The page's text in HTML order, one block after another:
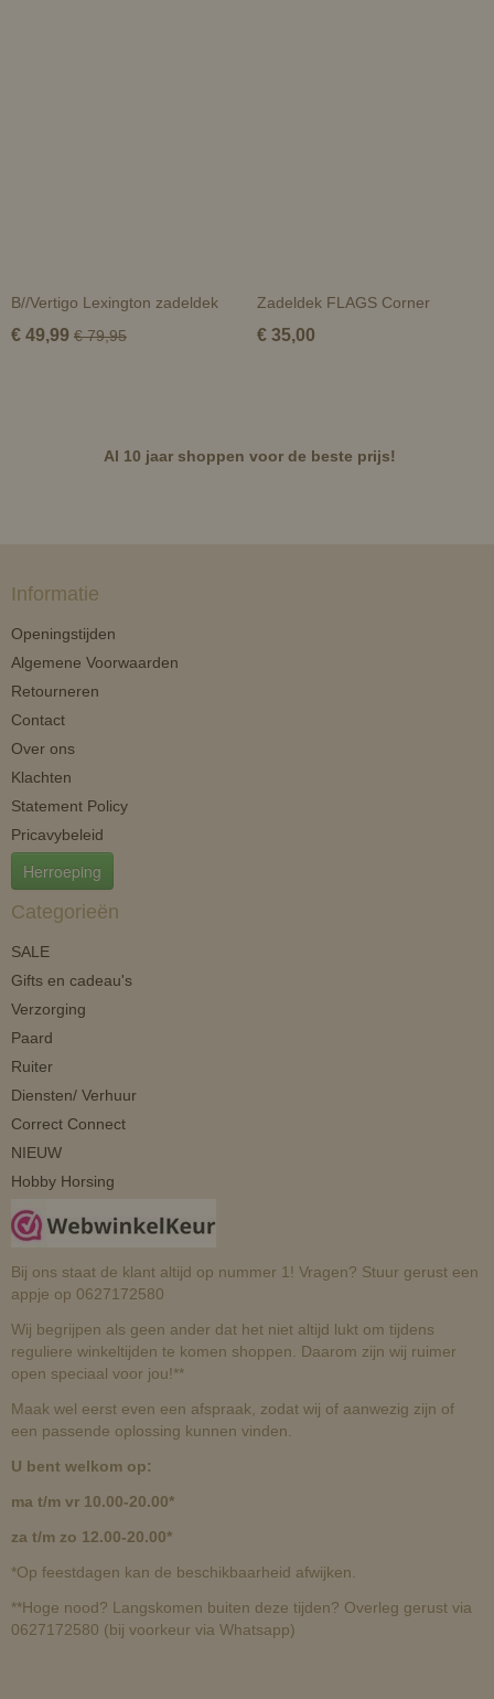
B//Vertigo Lexington zadeldek
€ 49,99 € 79,95
Zadeldek FLAGS Corner
€ 35,00
Al 10 jaar shoppen voor de beste prijs!
Informatie
Openingstijden
Algemene Voorwaarden
Retourneren
Contact
Over ons
Klachten
Statement Policy
Pricavybeleid
Herroeping
Categorieën
SALE
Gifts en cadeau's
Verzorging
Paard
Ruiter
Diensten/ Verhuur
Correct Connect
NIEUW
Hobby Horsing
Bij ons staat de klant altijd op nummer 1! Vragen? Stuur gerust een
appje op 0627172580
Wij begrijpen als geen ander dat het niet altijd lukt om tijdens
reguliere winkeltijden te komen shoppen. Daarom zijn wij ruimer
open speciaal voor jou!**
Maak wel eerst even een afspraak, zodat wij of aanwezig zijn of
een passende oplossing kunnen vinden.
U bent welkom op:
ma t/m vr 10.00-20.00*
za t/m zo 12.00-20.00*
*Op feestdagen kan de beschikbaarheid afwijken.
**Hoge nood? Langskomen buiten deze tijden? Overleg gerust via
0627172580 (bij voorkeur via Whatsapp)